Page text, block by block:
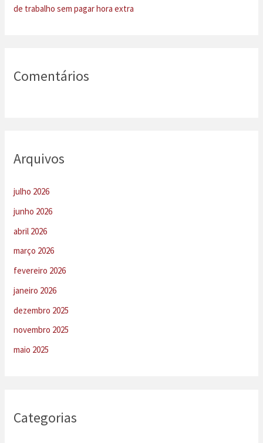
:de trabalho sem pagar hora extra
Comentários
Arquivos
julho 2026
junho 2026
abril 2026
março 2026
fevereiro 2026
janeiro 2026
dezembro 2025
novembro 2025
maio 2025
Categorias